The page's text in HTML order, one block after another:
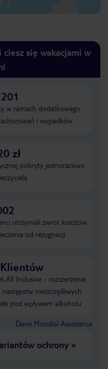
się wakacjami w
w ramach dodatkowego
i wypadków
zł
pokryty jednorazowo
otrzymali zwrot kosztów
od rezygnacji
All Inclusive - rozszerzenie
nieszczęśliwych
pod wpływem alkoholu
Dane Mondial Assistance
ochrony»